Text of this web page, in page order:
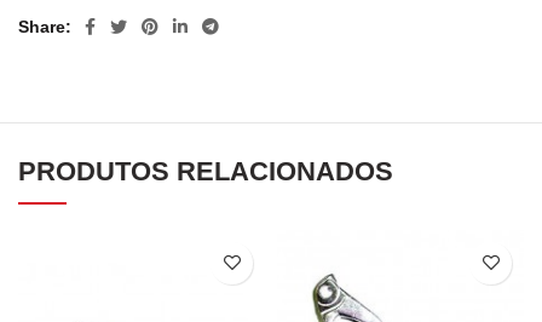
Share
PRODUTOS RELACIONADOS